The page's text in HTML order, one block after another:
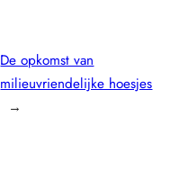
De opkomst van
milieuvriendelijke hoesjes
→